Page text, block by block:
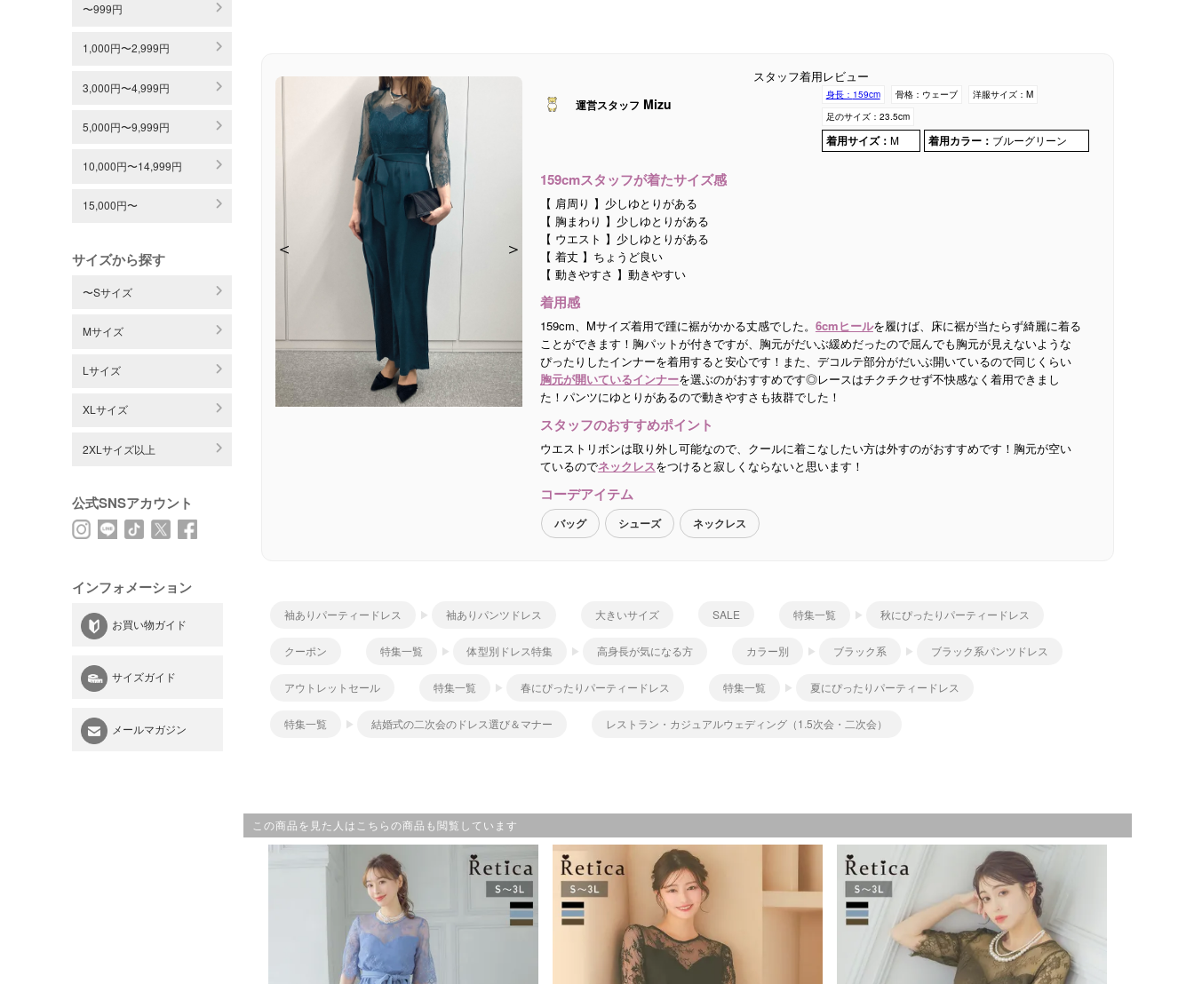
〜999円
1,000円〜2,999円
3,000円〜4,999円
5,000円〜9,999円
10,000円〜14,999円
15,000円〜
サイズから探す
〜Sサイズ
Mサイズ
Lサイズ
XLサイズ
2XLサイズ以上
公式SNSアカウント
インフォメーション
お買い物ガイド
サイズガイド
メールマガジン
スタッフ着用レビュー
運営スタッフ Mizu
身長： 159cm 骨格： ウェーブ 洋服サイズ： M
足のサイズ： 23.5cm
着用サイズ： M 着用カラー： ブルーグリーン
＜ ＞
＜ ＞
＜ ＞
＜ ＞
159cmスタッフが着たサイズ感
【 肩周り 】少しゆとりがある
【 胸まわり 】少しゆとりがある
【 ウエスト 】少しゆとりがある
【 着丈 】ちょうど良い
【 動きやすさ 】動きやすい
着用感
159cm、Mサイズ着用で踵に裾がかかる丈感でした。 6cmヒールを履けば、床に裾が当たらず綺麗に着る
ことができます！胸パットが付きですが、胸元がだいぶ緩めだったので屈んでも胸元が見えないような
ぴったりしたインナーを着用すると安心です！また、デコルテ部分がだいぶ開いているので同じくらい
胸元が開いているインナーを選ぶのがおすすめです◎レースはチクチクせず不快感なく着用できまし
た！パンツにゆとりがあるので動きやすさも抜群でした！
スタッフのおすすめポイント
ウエストリボンは取り外し可能なので、クールに着こなしたい方は外すのがおすすめです！胸元が空い
ているのでネックレスをつけると寂しくならないと思います！
コーデアイテム
バッグ シューズ ネックレス
袖ありパーティードレス 袖ありパンツドレス 大きいサイズ SALE 特集一覧 秋にぴったりパーティードレス
クーポン 特集一覧 体型別ドレス特集 高身長が気になる方 カラー別 ブラック系 ブラック系パンツドレス
アウトレットセール 特集一覧 春にぴったりパーティードレス 特集一覧 夏にぴったりパーティードレス
特集一覧 結婚式の二次会のドレス選び＆マナー レストラン・カジュアルウェディング（1.5次会・二次会）
この商品を見た人はこちらの商品も閲覧しています